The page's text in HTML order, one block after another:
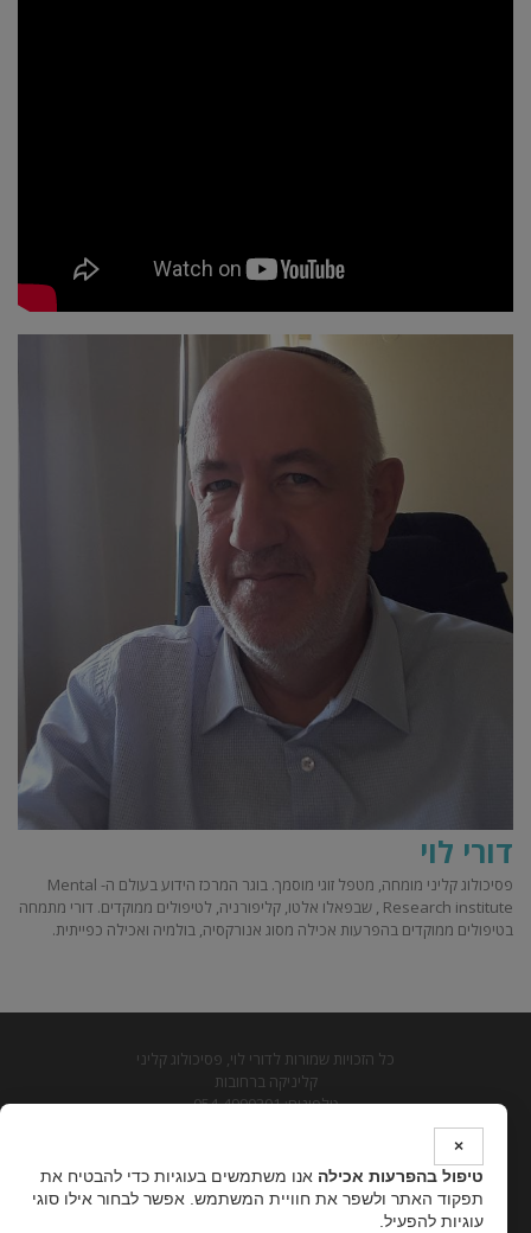
דורי לוי
פסיכולוג קליני מומחה, מטפל זוגי מוסמך. בוגר המרכז הידוע בעולם ה- Mental
Research institute , שבפאלו אלטו, קליפורניה, לטיפולים ממוקדים. דורי מתמחה
בטיפולים ממוקדים בהפרעות אכילה מסוג אנורקסיה, בולמיה ואכילה כפייתית.
כל הזכויות שמורות לדורי לוי, פסיכולוג קליני
קליניקה ברחובות
טלפונים: 054-4990201
טיפול בהפרעות אכילה
×
טיפול בהפרעות אכילה אנו משתמשים בעוגיות כדי להבטיח את
תפקוד האתר ולשפר את חוויית המשתמש. אפשר לבחור אילו סוגי
עוגיות להפעיל.